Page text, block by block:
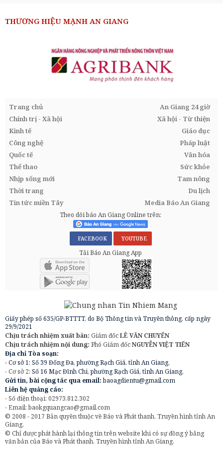
THƯƠNG HIỆU MẠNH AN GIANG
Trang chủ
An Giang 24 giờ
Chính trị - Xã hội
Xã hội - Từ thiện
Kinh tế
Giáo dục
Công nghệ
Pháp luật
Quốc tế
Văn hóa
Thể thao
Sức khỏe
Nhịp sống mới
Tam nông
Thời trang
Du lịch
Tin tức miền Tây
Media Báo An Giang
Theo dõi báo An Giang Online trên:
FACEBOOK YOUTUBE
Tải Báo An Giang App
Giấy phép số 635/GP-BTTTT, do Bộ Thông tin và Truyền thông, cấp ngày
29/9/2021
Chịu trách nhiệm xuất bản: Giám đốcLÊ VĂN CHUYỂN
Chịu trách nhiệm nội dung: Phó Giám đốcNGUYỄN VIỆT TIẾN
Địa chỉ Tòa soạn:
- Cơ sở 1: Số 39 Đống Đa, phường Rạch Giá, tỉnh An Giang.
- Cơ sở 2: Số 16 Mạc Đĩnh Chi, phường Rạch Giá, tỉnh An Giang.
Gửi tin, bài cộng tác qua email:baoagdientu@gmail.com
Liên hệ quảng cáo:
- Số điện thoại: 02973.812.302
- Email:baokgquangcao@gmail.com
© 2008 - 2017 Bản quyền thuộc về Báo và Phát thanh, Truyền hình tỉnh An
Giang.
© Chỉ được phát hành lại thông tin trên website khi có sự đồng ý bằng
văn bản của Báo và Phát thanh, Truyền hình tỉnh An Giang.